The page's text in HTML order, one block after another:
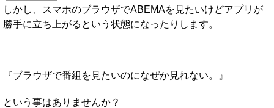
しかし、スマホのブラウザでABEMAを見たいけどアプリが
勝手に立ち上がるという状態になったりします。
『ブラウザで番組を見たいのになぜか見れない。』
という事はありませんか？